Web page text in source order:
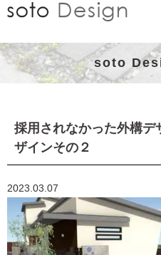
soto
採用されなかった外構デ
ザインその２
2023.03.07